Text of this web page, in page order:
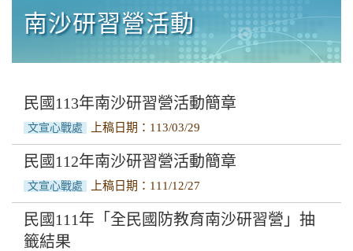
全民國防教育最新公告
南沙研習營活動
實施計畫與作業要點
活動成果
南沙研習營活動
民國113年南沙研習營活動簡章
文宣心戰處 上稿日期：113/03/29
民國112年南沙研習營活動簡章
文宣心戰處 上稿日期：111/12/27
民國111年「全民國防教育南沙研習營」抽
籤結果